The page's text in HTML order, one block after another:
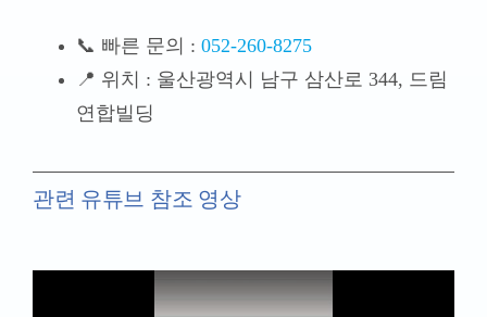
📞 빠른 문의 : 052-260-8275
📍 위치 : 울산광역시 남구 삼산로 344, 드림
연합빌딩
관련 유튜브 참조 영상